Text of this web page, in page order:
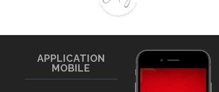
APPLICATION
MOBILE